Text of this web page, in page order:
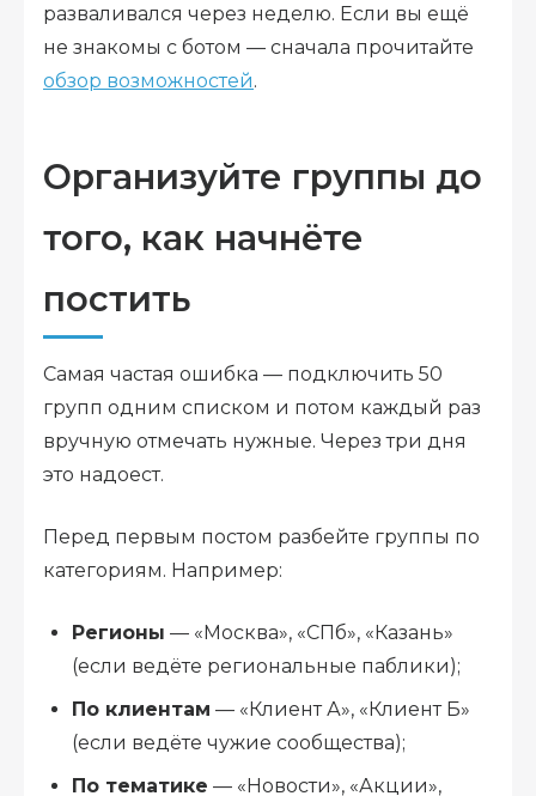
разваливался через неделю. Если вы ещё
не знакомы с ботом — сначала прочитайте
обзор возможностей.
Организуйте группы до
того, как начнёте
постить
Самая частая ошибка — подключить 50
групп одним списком и потом каждый раз
вручную отмечать нужные. Через три дня
это надоест.
Перед первым постом разбейте группы по
категориям. Например:
Регионы — «Москва», «СПб», «Казань»
(если ведёте региональные паблики);
По клиентам — «Клиент А», «Клиент Б»
(если ведёте чужие сообщества);
По тематике — «Новости», «Акции»,